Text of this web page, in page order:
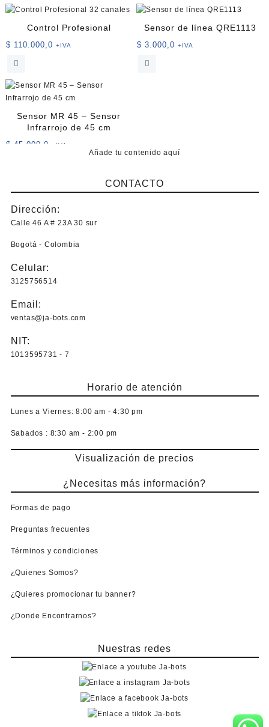
desde
hasta
$ 160.000,0
tiene
Las
opciones
pueden
elegir
Control Profesional
$ 110.000,0 +IVA
Sensor de línea QRE1113
$ 3.000,0 +IVA
Sensor MR 45 – Sensor
Infrarrojo de 45 cm
$ 45.000,0 +IVA
Añade tu contenido aquí
CONTACTO
Dirección:
Calle 46 A # 23A 30 sur
Bogotá - Colombia
Celular:
3125756514
Email:
ventas@ja-bots.com
NIT:
1013595731 - 7
Horario de atención
Lunes a Viernes: 8:00 am - 4:30 pm
Sabados : 8:30 am - 2:00 pm
Visualización de precios
¿Necesitas más información?
Formas de pago
Preguntas frecuentes
Términos y condiciones
¿Quienes Somos?
¿Quieres promocionar tu banner?
¿Donde Encontrarnos?
Nuestras redes